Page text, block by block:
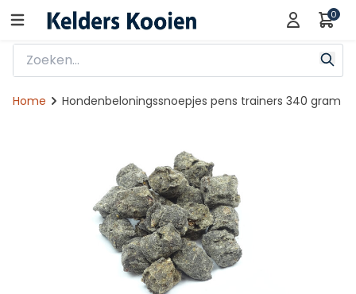
0
Home Hondenbeloningssnoepjes pens trainers 340 gram